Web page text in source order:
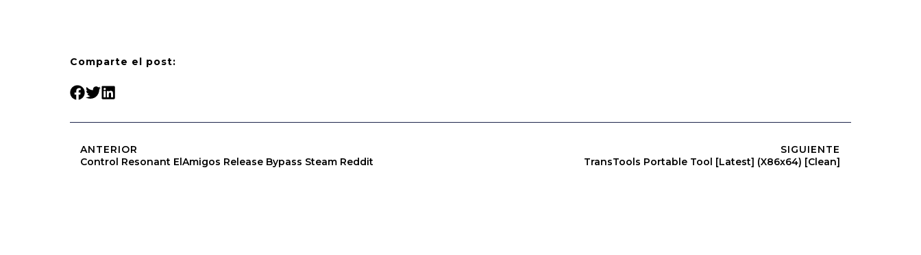
Comparte el post:
ANTERIOR
Control Resonant ElAmigos Release Bypass Steam Reddit
SIGUIENTE
TransTools Portable Tool [Latest] (x86x64) [Clean]